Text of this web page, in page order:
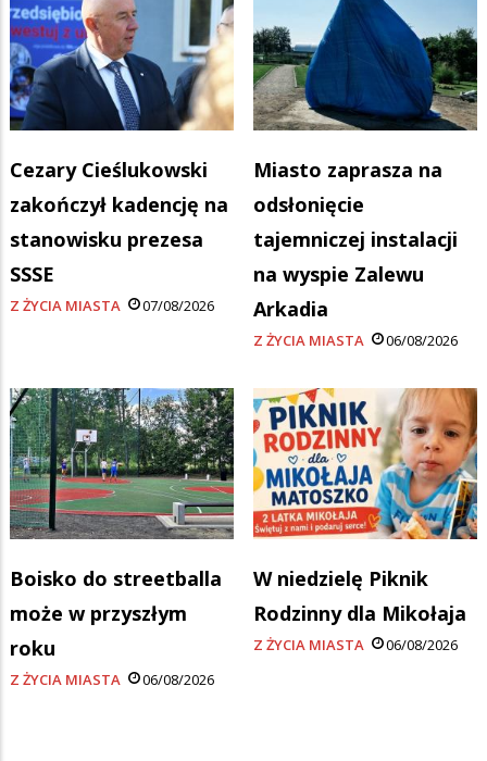
Cezary Cieślukowski
zakończył kadencję na
stanowisku prezesa
SSSE
Z ŻYCIA MIASTA 07/08/2026
Miasto zaprasza na
odsłonięcie
tajemniczej instalacji
na wyspie Zalewu
Arkadia
Z ŻYCIA MIASTA 06/08/2026
Boisko do streetballa
może w przyszłym
roku
Z ŻYCIA MIASTA 06/08/2026
W niedzielę Piknik
Rodzinny dla Mikołaja
Z ŻYCIA MIASTA 06/08/2026